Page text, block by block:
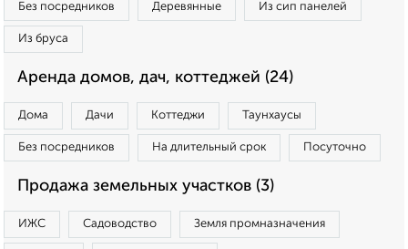
Без посредников Деревянные Из сип панелей
Из бруса
Аренда домов, дач, коттеджей (24)
Дома Дачи Коттеджи Таунхаусы
Без посредников На длительный срок Посуточно
Продажа земельных участков (3)
ИЖС Садоводство Земля промназначения